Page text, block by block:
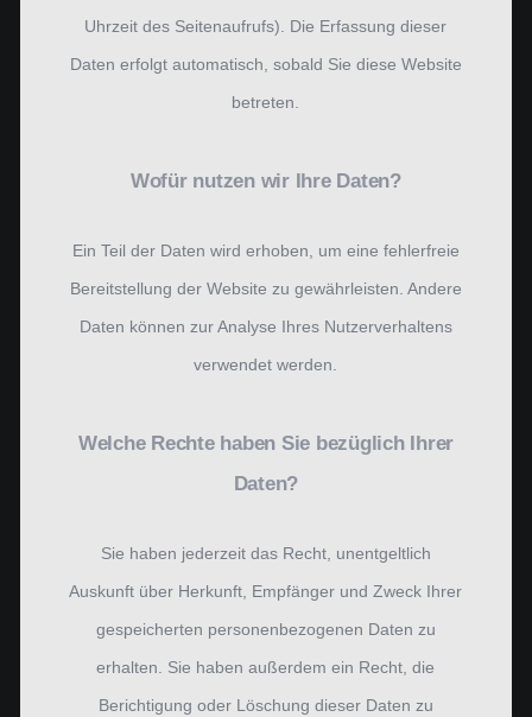
Uhrzeit des Seitenaufrufs). Die Erfassung dieser
Daten erfolgt automatisch, sobald Sie diese Website
betreten.
Wofür nutzen wir Ihre Daten?
Ein Teil der Daten wird erhoben, um eine fehlerfreie
Bereitstellung der Website zu gewährleisten. Andere
Daten können zur Analyse Ihres Nutzerverhaltens
verwendet werden.
Welche Rechte haben Sie bezüglich Ihrer
Daten?
Sie haben jederzeit das Recht, unentgeltlich
Auskunft über Herkunft, Empfänger und Zweck Ihrer
gespeicherten personenbezogenen Daten zu
erhalten. Sie haben außerdem ein Recht, die
Berichtigung oder Löschung dieser Daten zu